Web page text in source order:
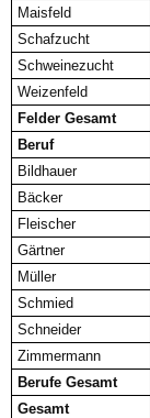
Maisfeld
Schafzucht
Schweinezucht
Weizenfeld
Felder Gesamt
Beruf
Bildhauer
Bäcker
Fleischer
Gärtner
Müller
Schmied
Schneider
Zimmermann
Berufe Gesamt
Gesamt